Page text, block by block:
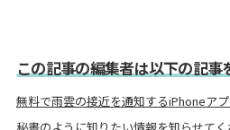
この記事の編集者は以下の記事
無料で雨雲の接近を通知するiPhoneア